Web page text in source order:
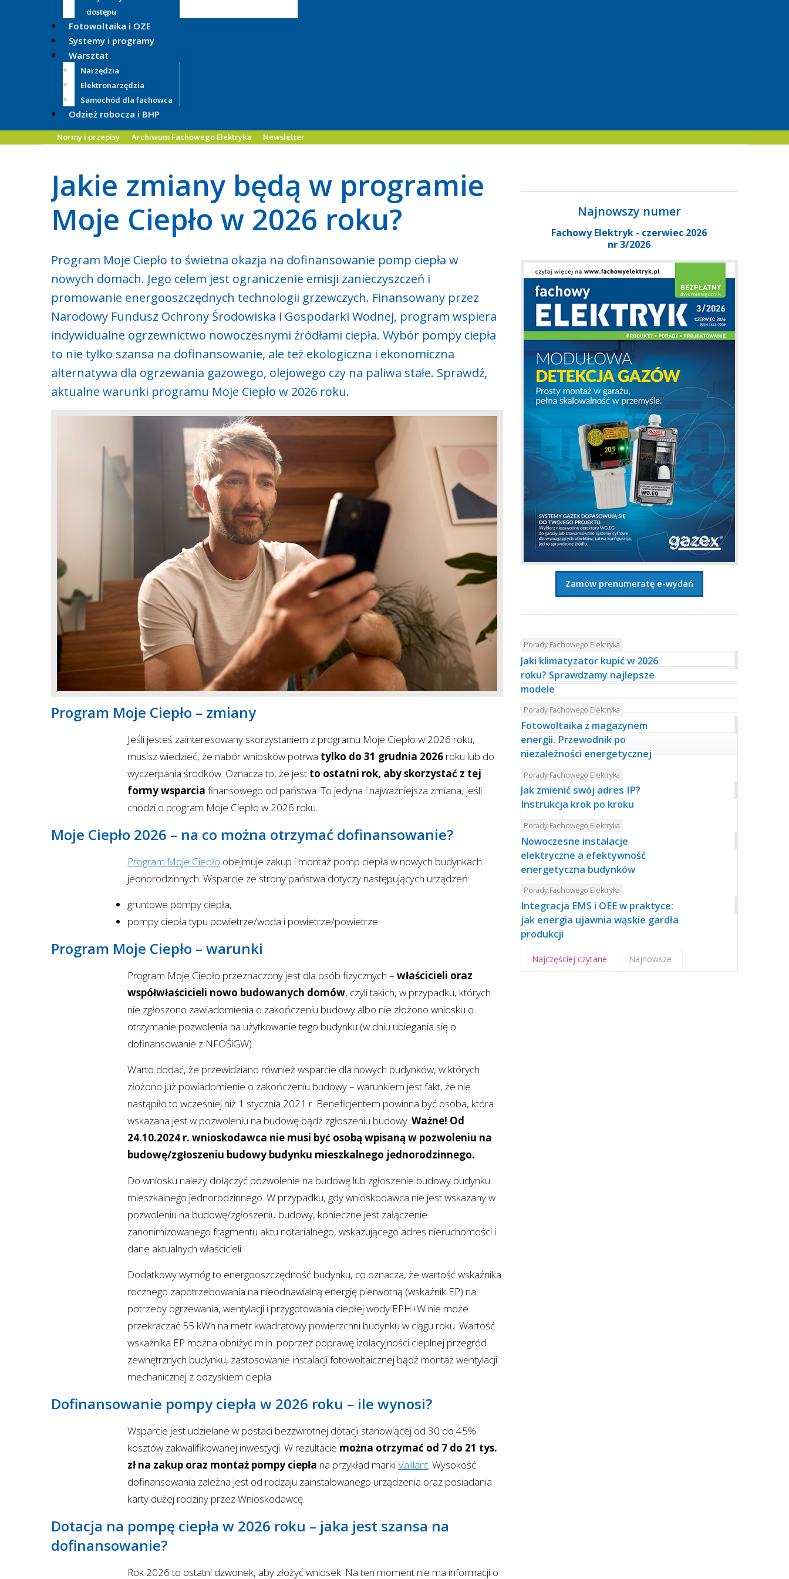
dostępu
Fotowoltaika i OZE
Systemy i programy
Warsztat
Narzędzia
Elektronarzędzia
Samochód dla fachowca
Odzież robocza i BHP
Normy i przepisy Archiwum Fachowego Elektryka Newsletter
Jakie zmiany będą w programie
Moje Ciepło w 2026 roku?
Program Moje Ciepło to świetna okazja na dofinansowanie pomp ciepła w
nowych domach. Jego celem jest ograniczenie emisji zanieczyszczeń i
promowanie energooszczędnych technologii grzewczych. Finansowany przez
Narodowy Fundusz Ochrony Środowiska i Gospodarki Wodnej, program wspiera
indywidualne ogrzewnictwo nowoczesnymi źródłami ciepła. Wybór pompy ciepła
to nie tylko szansa na dofinansowanie, ale też ekologiczna i ekonomiczna
alternatywa dla ogrzewania gazowego, olejowego czy na paliwa stałe. Sprawdź,
aktualne warunki programu Moje Ciepło w 2026 roku.
Program Moje Ciepło – zmiany
Jeśli jesteś zainteresowany skorzystaniem z programu Moje Ciepło w 2026 roku,
musisz wiedzieć, że nabór wniosków potrwa tylko do 31 grudnia 2026 roku lub do
wyczerpania środków. Oznacza to, że jest to ostatni rok, aby skorzystać z tej
formy wsparcia finansowego od państwa. To jedyna i najważniejsza zmiana, jeśli
chodzi o program Moje Ciepło w 2026 roku.
Moje Ciepło 2026 – na co można otrzymać dofinansowanie?
Program Moje Ciepło obejmuje zakup i montaż pomp ciepła w nowych budynkach
jednorodzinnych. Wsparcie ze strony państwa dotyczy następujących urządzeń:
gruntowe pompy ciepła,
pompy ciepła typu powietrze/woda i powietrze/powietrze.
Program Moje Ciepło – warunki
Program Moje Ciepło przeznaczony jest dla osób fizycznych – właścicieli oraz
współwłaścicieli nowo budowanych domów, czyli takich, w przypadku, których
nie zgłoszono zawiadomienia o zakończeniu budowy albo nie złożono wniosku o
otrzymanie pozwolenia na użytkowanie tego budynku (w dniu ubiegania się o
dofinansowanie z NFOŚiGW).
Warto dodać, że przewidziano również wsparcie dla nowych budynków, w których
złożono już powiadomienie o zakończeniu budowy – warunkiem jest fakt, że nie
nastąpiło to wcześniej niż 1 stycznia 2021 r. Beneficjentem powinna być osoba, która
wskazana jest w pozwoleniu na budowę bądź zgłoszeniu budowy. Ważne! Od
24.10.2024 r. wnioskodawca nie musi być osobą wpisaną w pozwoleniu na
budowę/zgłoszeniu budowy budynku mieszkalnego jednorodzinnego.
Do wniosku należy dołączyć pozwolenie na budowę lub zgłoszenie budowy budynku
mieszkalnego jednorodzinnego. W przypadku, gdy wnioskodawca nie jest wskazany w
pozwoleniu na budowę/zgłoszeniu budowy, konieczne jest załączenie
zanonimizowanego fragmentu aktu notarialnego, wskazującego adres nieruchomości i
dane aktualnych właścicieli.
Dodatkowy wymóg to energooszczędność budynku, co oznacza, że wartość wskaźnika
rocznego zapotrzebowania na nieodnawialną energię pierwotną (wskaźnik EP) na
potrzeby ogrzewania, wentylacji i przygotowania ciepłej wody EPH+W nie może
przekraczać 55 kWh na metr kwadratowy powierzchni budynku w ciągu roku. Wartość
wskaźnika EP można obniżyć m.in. poprzez poprawę izolacyjności cieplnej przegród
zewnętrznych budynku, zastosowanie instalacji fotowoltaicznej bądź montaż wentylacji
mechanicznej z odzyskiem ciepła.
Dofinansowanie pompy ciepła w 2026 roku – ile wynosi?
Wsparcie jest udzielane w postaci bezzwrotnej dotacji stanowiącej od 30 do 45%
kosztów zakwalifikowanej inwestycji. W rezultacie można otrzymać od 7 do 21 tys.
zł na zakup oraz montaż pompy ciepła na przykład markiVaillant. Wysokość
dofinansowania zależna jest od rodzaju zainstalowanego urządzenia oraz posiadania
karty dużej rodziny przez Wnioskodawcę.
Dotacja na pompę ciepła w 2026 roku – jaka jest szansa na
dofinansowanie?
Rok 2026 to ostatni dzwonek, aby złożyć wniosek. Na ten moment nie ma informacji o
Najnowszy numer
Fachowy Elektryk - czerwiec 2026
nr 3/2026
Zamów prenumeratę e-wydań
Porady Fachowego Elektryka
Jaki klimatyzator kupić w 2026
roku? Sprawdzamy najlepsze
modele
Porady Fachowego Elektryka
Fotowoltaika z magazynem
energii. Przewodnik po
niezależności energetycznej
Porady Fachowego Elektryka
Jak zmienić swój adres IP?
Instrukcja krok po kroku
Porady Fachowego Elektryka
Nowoczesne instalacje
elektryczne a efektywność
energetyczna budynków
Porady Fachowego Elektryka
Integracja EMS i OEE w praktyce:
jak energia ujawnia wąskie gardła
produkcji
Najczęściej czytane Najnowsze